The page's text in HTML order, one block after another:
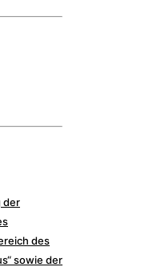
der
des
sowie der